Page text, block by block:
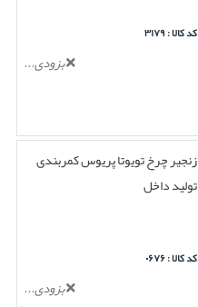
کد کالا : ۳۱۷۹
بزودی...
زنجیر چرخ تویوتا پریوس کمربندی
تولید داخل
کد کالا : ۰۶۷۶
بزودی...